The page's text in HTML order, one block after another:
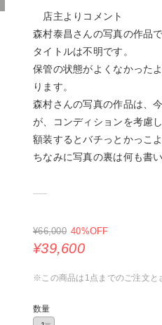
店主よりコメント
森村泰昌さんの写真の作品
タイトルは不明です。
保管の状態がよくなかった
ります。
森村さんの写真の作品は、
が、コンディションを考慮
額装するとバチっとかっこ
ちなみに写真の裏は何も書
¥66,000 40%OFF
¥39,600
※この商品は1点までのご注文と
数量